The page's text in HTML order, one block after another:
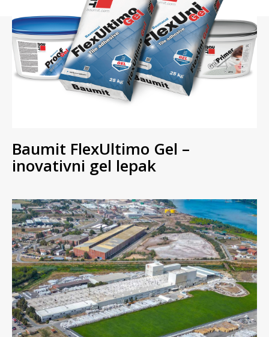
Baumit FlexUltimo Gel –
inovativni gel lepak